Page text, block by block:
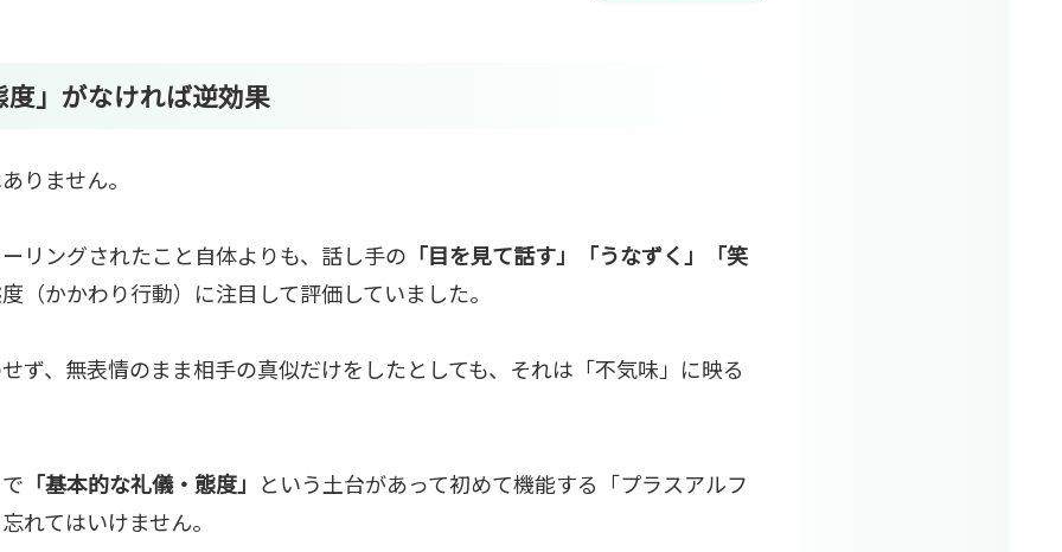
」がなければ逆効果
りません。
リングされたこと自体よりも、話し手の 「目を見て話す」「うなずく」「笑
（かかわり行動）に注目して評価していました。
ず、無表情のまま相手の真似だけをしたとしても、それは「不気味」に映る
「基本的な礼儀・態度」 という土台があって初めて機能する「プラスアルフ
れてはいけません。